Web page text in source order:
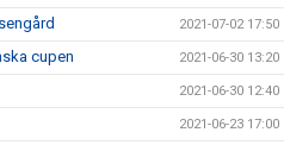
2021-07-02 17:50
cupen 2021-06-30 13:20
2021-06-30 12:40
2021-06-23 17:00